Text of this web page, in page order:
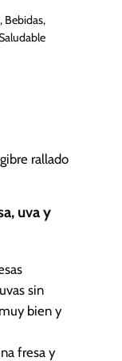
Bebidas,
rallado
uva y
sin
bien y
fresa y